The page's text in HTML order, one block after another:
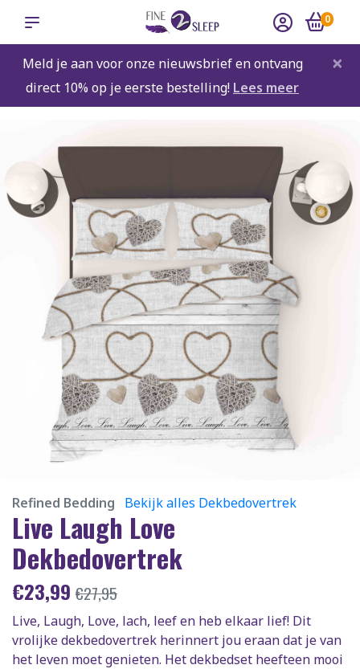
0
Meld je aan voor onze nieuwsbrief en ontvang
direct 10% op je eerste bestelling! Lees meer
×
Refined Bedding Bekijk alles Dekbedovertrek
Live Laugh Love
Dekbedovertrek
€23,99 €27,95
Live, Laugh, Love, lach, leef en heb elkaar lief! Dit
vrolijke dekbedovertrek herinnert jou eraan dat je van
het leven moet genieten. Het dekbedset heefteen mooi